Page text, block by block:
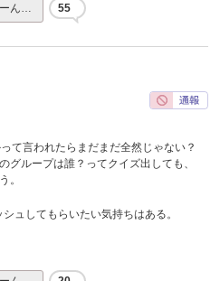
ん… 55
て言われたらまだまだ全然じゃない？
グループは誰？ってクイズ出しても、
。
ュしてもらいたい気持ちはある。